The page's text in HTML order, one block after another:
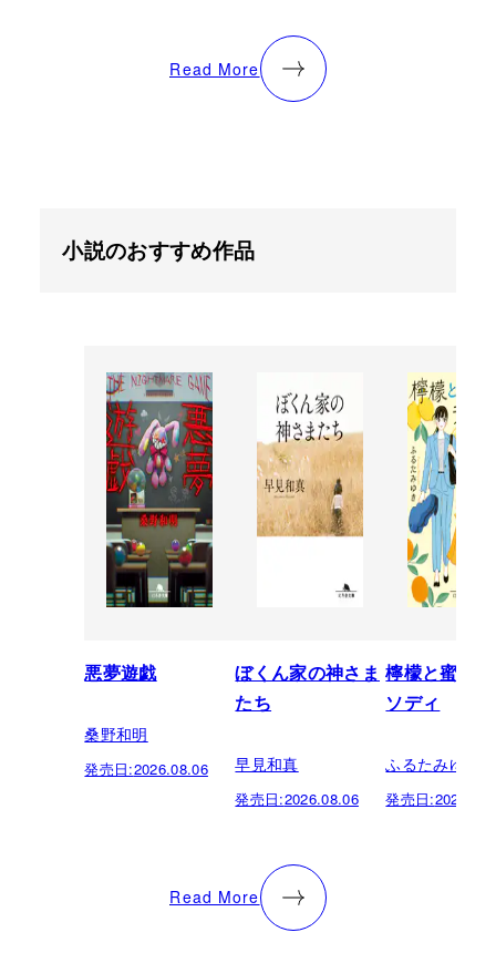
Read More
小説のおすすめ作品
悪夢遊戯
桑野和明
発売日:2026.08.06
ぼくん家の神さま
たち
早見和真
発売日:2026.08.06
檸檬と蜜柑
ソディ
ふるたみゆき
発売日:
Read More